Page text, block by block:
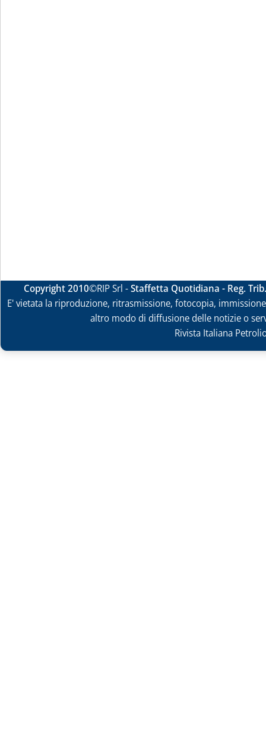
Copyright 2010©RIP Srl -Staffetta Quotidiana - Reg.
E' vietata la riproduzione, ritrasmissione, fotocopia,
altro modo di diffusione delle notizie o
Rivista Italiana